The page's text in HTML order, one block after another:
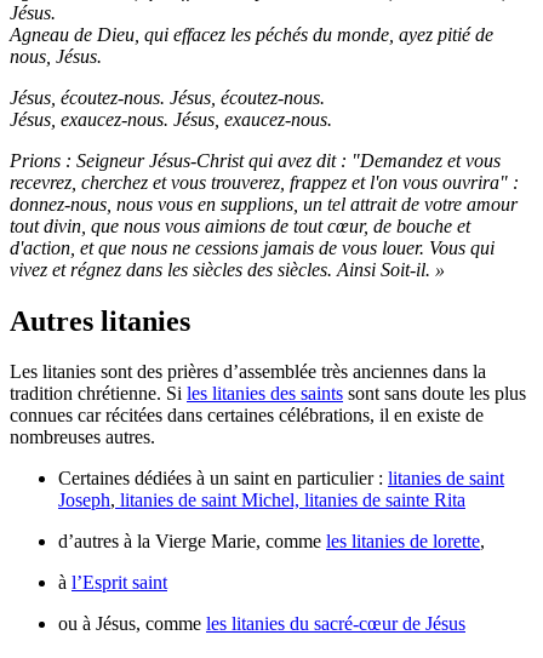
Jésus.
Agneau de Dieu, qui effacez les péchés du monde, ayez pitié de
nous, Jésus.
Jésus, écoutez-nous. Jésus, écoutez-nous.
Jésus, exaucez-nous. Jésus, exaucez-nous.
Prions : Seigneur Jésus-Christ qui avez dit : "Demandez et vous
recevrez, cherchez et vous trouverez, frappez et l'on vous ouvrira" :
donnez-nous, nous vous en supplions, un tel attrait de votre amour
tout divin, que nous vous aimions de tout cœur, de bouche et
d'action, et que nous ne cessions jamais de vous louer. Vous qui
vivez et régnez dans les siècles des siècles. Ainsi Soit-il. »
Autres litanies
Les litanies sont des prières d’assemblée très anciennes dans la
tradition chrétienne. Si les litanies des saints sont sans doute les plus
connues car récitées dans certaines célébrations, il en existe de
nombreuses autres.
Certaines dédiées à un saint en particulier : litanies de saint
Joseph, litanies de saint Michel, litanies de sainte Rita
d’autres à la Vierge Marie, comme les litanies de lorette,
à l’Esprit saint
ou à Jésus, comme les litanies du sacré-cœur de Jésus